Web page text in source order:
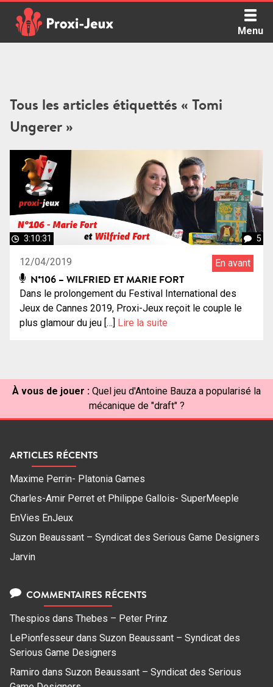
content
Menu
Tous les articles étiquettés « Tomi
Ungerer »
3:10:31 5
12/04/2019 En avant
N°106 – WILFRIED ET MARIE FORT
Dans le prolongement du Festival International des
Jeux de Cannes 2019, Proxi-Jeux reçoit le couple le
plus glamour du jeu […] Lire la suite
À vous de jouer : Quel jeu d'Antoine Bauza a popularisé la
mécanique de "draft" ?
ARTICLES RÉCENTS
Maxime Perrin- Platonia Games
Charles-Amir Perret et Philippe Gallois- SuperMeeple
EnVies EnJeux
Suzon Beaussant – Syndicat des Serious Game Designers
Jarvin
COMMENTAIRES RÉCENTS
Thespios dans Thebes – Peter Prinz
LePionfesseur dans Suzon Beaussant – Syndicat des
Serious Game Designers
Ramiro dans Suzon Beaussant – Syndicat des Serious